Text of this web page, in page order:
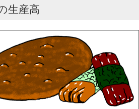
生産高